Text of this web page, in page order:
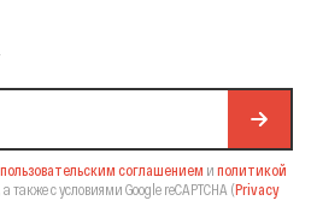
рассылку
пользовательским соглашением и политикой
а также с условиями Google reCAPTCHA (Privacy